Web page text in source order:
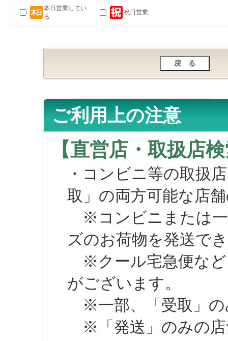
本日営業してい
る
祝日営業
ご利用上の注意
【直営店・取扱店
・コンビニ等の取扱
取」の両方可能な店
※コンビニまたは一
ズのお荷物を発送で
※クール宅急便など
がございます。
※一部、「受取」の
※「発送」のみの店